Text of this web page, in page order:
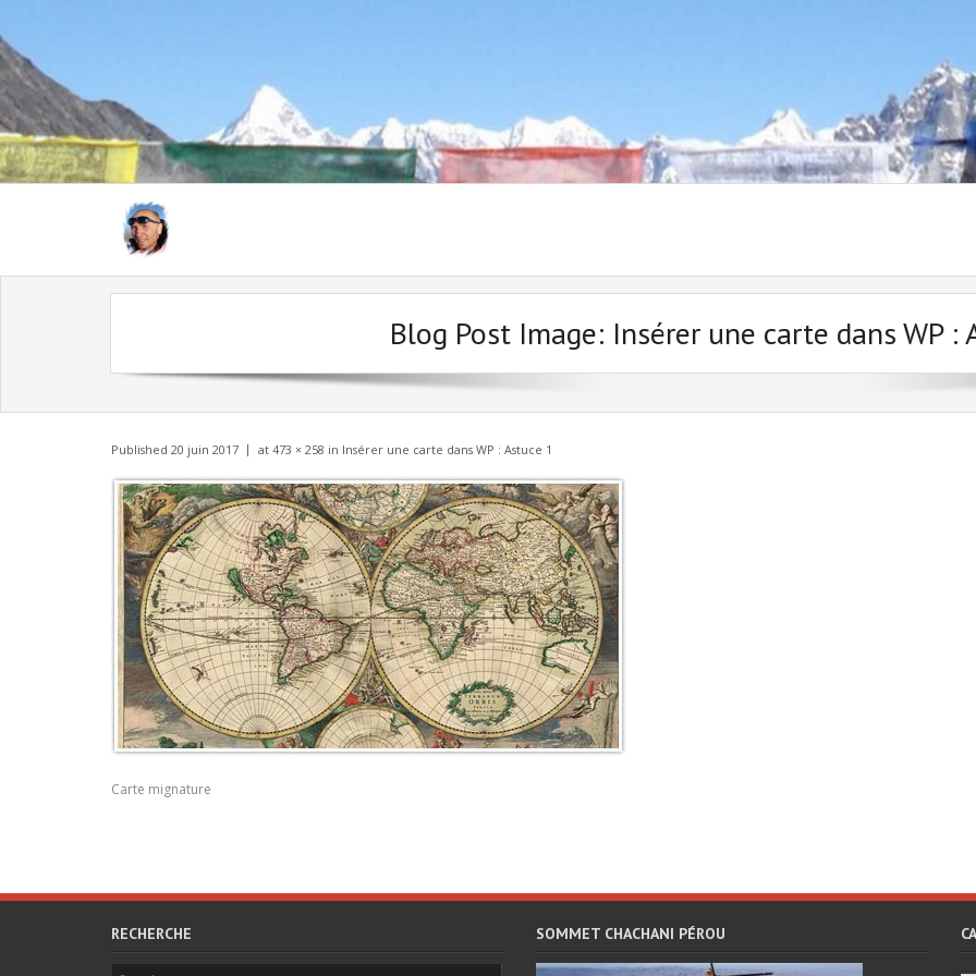
Blog Post Image: Insérer une carte dans WP :
Published 20 juin 2017 at 473 × 258 in Insérer une carte dans WP : Astuce 1
Carte mignature
RECHERCHE SOMMET CHACHANI PÉROU